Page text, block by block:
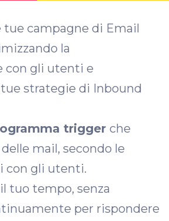
campagne di Email
la
con gli utenti e
strategie di Inbound
trigger che
mail, secondo le
con gli utenti.
tuo tempo, senza
per rispondere